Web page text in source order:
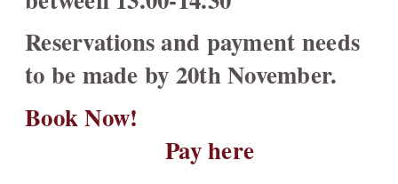
Reservations and payment needs
to be made by 20th November.
Book Now!
Pay here